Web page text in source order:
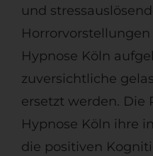
und
Hypnose Köln
zuversichtliche
ersetzt werden. Die
Hypnose Köln ihre
die positiven